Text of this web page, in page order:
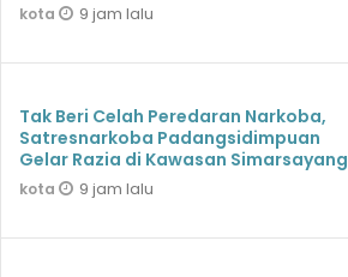
kota 9 jam lalu
Tak Beri Celah Peredaran Narkoba,
Satresnarkoba Padangsidimpuan
Gelar Razia di Kawasan Simarsayang
kota 9 jam lalu